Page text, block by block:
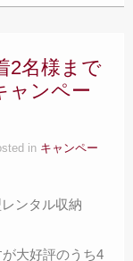
2名様まで
ャンペー
in キャンペー
レンタル収納
大好評のうち4